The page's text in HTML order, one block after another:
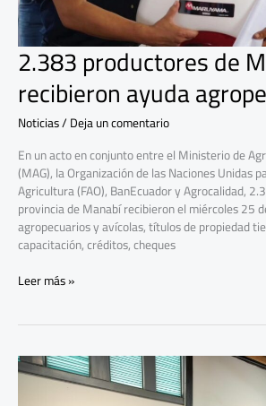
2.383 productores de
recibieron ayuda
Noticias/Deja un comentario
En un acto en conjunto entre el Ministerio de
(MAG), la Organización de las Naciones Unidas
Agricultura (FAO), BanEcuador y Agrocalidad,
provincia de Manabí recibieron el miércoles 25
agropecuarios y avícolas, títulos de propiedad
capacitación, créditos, cheques
Leer más »
Millonario
respaldo